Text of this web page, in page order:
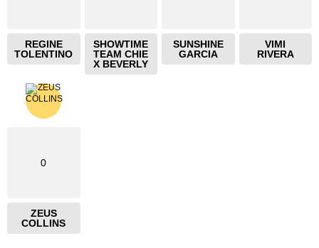
REGINE
TOLENTINO
SHOWTIME
TEAM CHIE
X BEVERLY
SUNSHINE
GARCIA
VIMI
RIVERA
0
ZEUS
COLLINS